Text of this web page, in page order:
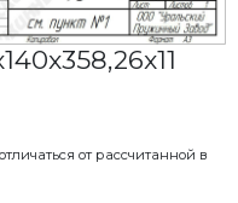
от рассчитанной в